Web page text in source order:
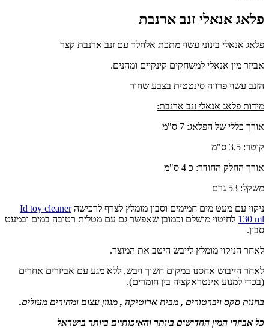
פלאג אנאלי זנב ארנבת
פלאג אנאלי בינוני עשוי מתכת אלחלד עם זנב ארנבת קצר
אביזר מין אנאלי למשחקים קינקיים ומהנים.
הזנב עשוי פרווה סינטטית בצבע שחור
מידות פלאג אנאלי זנב ארנבת:
אורך כללי של הפלאג: 7 ס"מ
קוטר: 3.5 ס"מ
אורך החלק החודר: כ 4 ס"מ
משקל: 53 גרם
ניקוי עם מעט מים חמימים וסבון מומלץ לצרף לרכישהId toy cleaner
130 ml לחיטוי מושלם וכמובן שאפשר גם עם מטלית רטובה במים ובמעט
סבון.
לאחר הניקוי מומלץ לייבש היטב את המוצר.
לאחר הייבוש אחסנו במקום חשוך ויבש, ללא מגע עם אביזרים אחרים
(בכדי למנוע אינטראקציה בין חומרים).
בחנות סקס ויברטורים , מבית ארוטיקה , מגוון עצום ומחירים מעולים.
כל אביזרי המין החדישים ביותר והאיכותיים ביותר בישראל